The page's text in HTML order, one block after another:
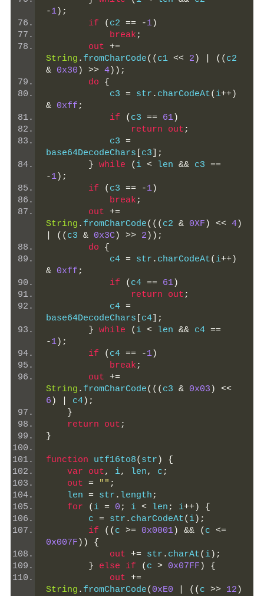
-1);
if
( c2 == -1)
break;
out +=
String . fromCharCode(( c1 << 2 ) ((
& 0x30 ) >> 4));
do
{
            c3
= str . charCodeAt( i++)
& 0xff;
if
( c3 == 61)
return
out;
            c3
=
base64DecodeChars
c3 ];
} while ( i < len && c3 ==
-1);
if
( c3 == -1)
break;
out +=
String . fromCharCode((( c2 & 0XF ) << 4)
(( c3 & 0x3C) >> 2 ));
do
{
            c4
= str . charCodeAt( i++)
& 0xff;
if
( c4 == 61)
return
out;
            c4
=
base64DecodeChars
c4 ];
} while ( i < len && c4 ==
-1);
if
( c4 == -1)
break;
out +=
String . fromCharCode((( c3 & 0x03 )
<<
6 ) c4);
}
return
out;
}
function utf16to8( str )
{
var
out, i, len, c;
out = "" ;
    len
= str . length;
for
( i = 0; i < len; i++)
{
        c
= str . charCodeAt( i);
if
(( c >= 0x0001) && ( c <=
0x007F ))
{
out += str . charAt( i);
}
else if ( c > 0x07FF )
{
out +=
String . fromCharCode( 0xE0 (( c >> 12 )